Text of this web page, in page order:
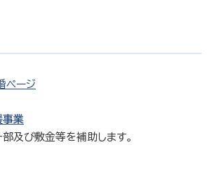
ページ
事業
及び敷金等を補助します。